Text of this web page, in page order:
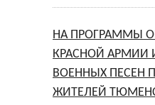
НА ПРОГРАММЫ
КРАСНОЙ АРМИИ
ВОЕННЫХ ПЕСЕН
ЖИТЕЛЕЙ